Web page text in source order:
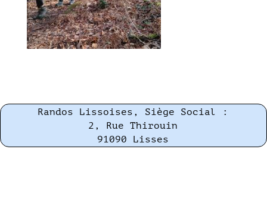
Randos Lissoises, Siège Social :
2, Rue Thirouin
91090 Lisses